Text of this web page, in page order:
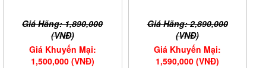
Giá Hãng: 1,890,000
(VNĐ)
Giá Khuyến Mại:
1,500,000 (VNĐ)
Giá Hãng: 2,890,000
(VNĐ)
Giá Khuyến Mại:
1,590,000 (VNĐ)